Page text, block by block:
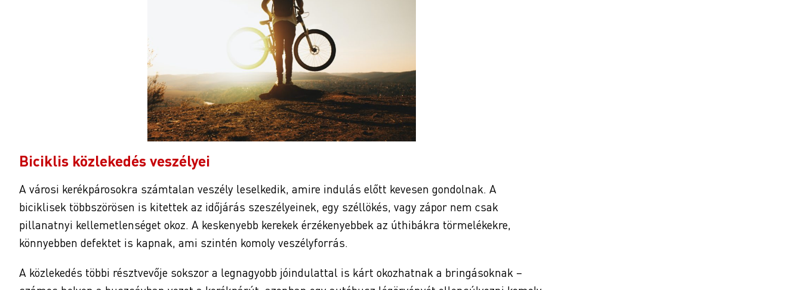
Biciklis közlekedés veszélyei
A városi kerékpárosokra számtalan veszély leselkedik, amire indulás előtt kevesen gondolnak. A
biciklisek többszörösen is kitettek az időjárás szeszélyeinek, egy széllökés, vagy zápor nem csak
pillanatnyi kellemetlenséget okoz. A keskenyebb kerekek érzékenyebbek az úthibákra törmelékekre,
könnyebben defektet is kapnak, ami szintén komoly veszélyforrás.
A közlekedés többi résztvevője sokszor a legnagyobb jóindulattal is kárt okozhatnak a bringásoknak –